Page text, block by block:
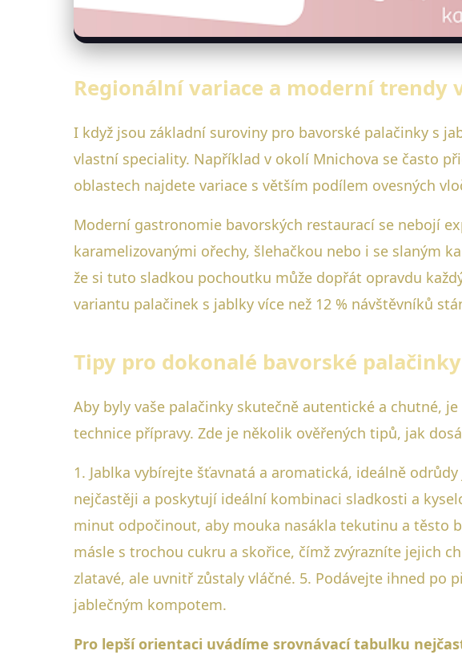
Regionální variace a moderní trendy
I když jsou základní suroviny pro bavorské palačinky s
vlastní speciality. Například v okolí Mnichova se často
oblastech najdete variace s větším podílem ovesných
Moderní gastronomie bavorských restaurací se nebojí
karamelizovanými ořechy, šlehačkou nebo i se slaným
že si tuto sladkou pochoutku může dopřát opravdu
variantu palačinek s jablky více než 12 % návštěvníků
Tipy pro dokonalé bavorské
Aby byly vaše palačinky skutečně autentické a chutné,
technice přípravy. Zde je několik ověřených tipů, jak
1. Jablka vybírejte šťavnatá a aromatická, ideálně
nejčastěji a poskytují ideální kombinaci sladkosti a
minut odpočinout, aby mouka nasákla tekutinu a těsto
másle s trochou cukru a skořice, čímž zvýrazníte jejich
zlatavé, ale uvnitř zůstaly vláčné. 5. Podávejte ihned
jablečným kompotem.
Pro lepší orientaci uvádíme srovnávací tabulku